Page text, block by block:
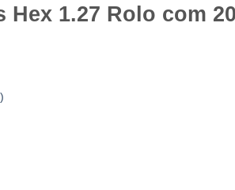
Hex 1.27 Rolo com